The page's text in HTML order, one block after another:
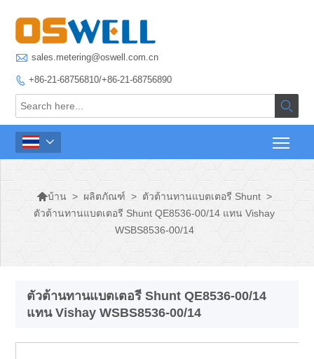
 sales.metering@oswell.com.cn
 +86-21-68756810/+86-21-68756890


บ้าน > ผลิตภัณฑ์ > ตัวต้านทานแบตเตอรี Shunt >
ตัวต้านทานแบตเตอรี Shunt QE8536-00/14 แทน Vishay
WSBS8536-00/14
ตัวต้านทานแบตเตอรี Shunt QE8536-00/14
แทน Vishay WSBS8536-00/14